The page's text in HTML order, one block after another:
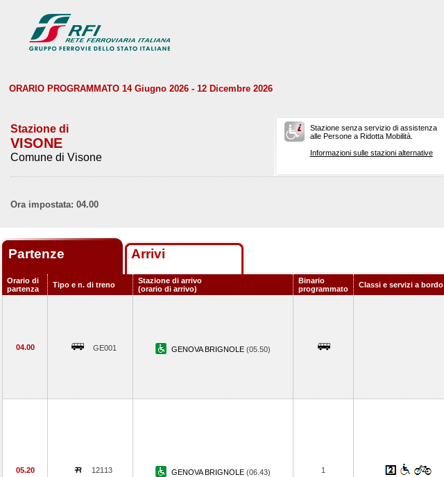
ORARIO PROGRAMMATO 14 Giugno 2026 - 12 Dicembre 2026
Stazione di
VISONE
Comune di Visone
Stazione senza servizio di assistenza
alle Persone a Ridotta Mobilità.
Informazioni sulle stazioni alternative
Ora impostata: 04.00
Partenze Arrivi
Orario di
partenza
Tipo e n. di treno
Stazione di arrivo
(orario di arrivo)
Binario
programmato
Classi e servizi a bordo
04.00 GE001 GENOVA BRIGNOLE (05.50)
05.20 12113 GENOVA BRIGNOLE (06.43) 1